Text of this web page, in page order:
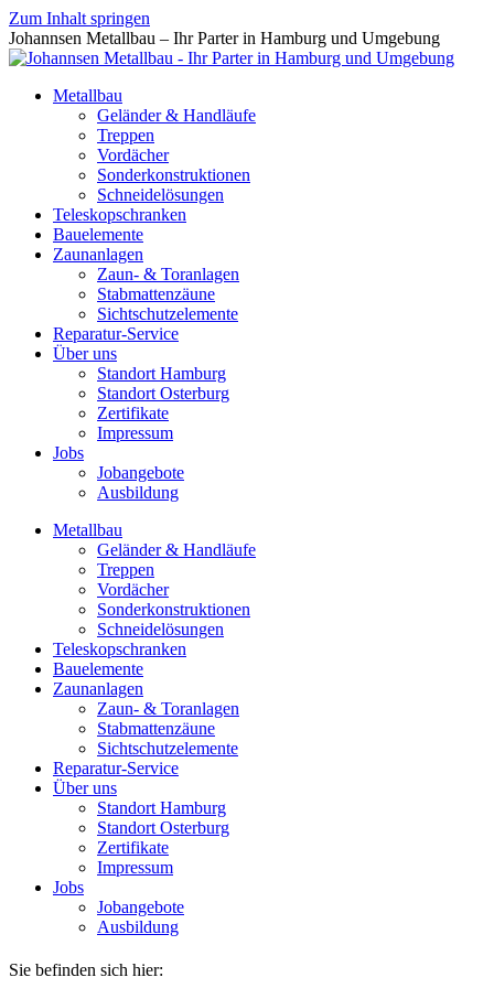
Zum Inhalt springen
Johannsen Metallbau – Ihr Parter in Hamburg und Umgebung
Metallbau
Geländer & Handläufe
Treppen
Vordächer
Sonderkonstruktionen
Schneidelösungen
Teleskopschranken
Bauelemente
Zaunanlagen
Zaun- & Toranlagen
Stabmattenzäune
Sichtschutzelemente
Reparatur-Service
Über uns
Standort Hamburg
Standort Osterburg
Zertifikate
Impressum
Jobs
Jobangebote
Ausbildung
Metallbau
Geländer & Handläufe
Treppen
Vordächer
Sonderkonstruktionen
Schneidelösungen
Teleskopschranken
Bauelemente
Zaunanlagen
Zaun- & Toranlagen
Stabmattenzäune
Sichtschutzelemente
Reparatur-Service
Über uns
Standort Hamburg
Standort Osterburg
Zertifikate
Impressum
Jobs
Jobangebote
Ausbildung
Sie befinden sich hier: